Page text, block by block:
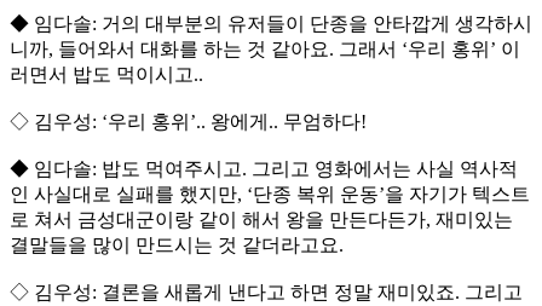
◆ 임다솔: 거의 대부분의 유저들이 단종을 안타깝게 생각하시
니까, 들어와서 대화를 하는 것 같아요. 그래서 ‘우리 홍위’ 이
러면서 밥도 먹이시고..
◇ 김우성: ‘우리 홍위’.. 왕에게.. 무엄하다!
◆ 임다솔: 밥도 먹여주시고. 그리고 영화에서는 사실 역사적
인 사실대로 실패를 했지만, ‘단종 복위 운동’을 자기가 텍스트
로 쳐서 금성대군이랑 같이 해서 왕을 만든다든가, 재미있는
결말들을 많이 만드시는 것 같더라고요.
◇ 김우성: 결론을 새롭게 낸다고 하면 정말 재미있죠. 그리고